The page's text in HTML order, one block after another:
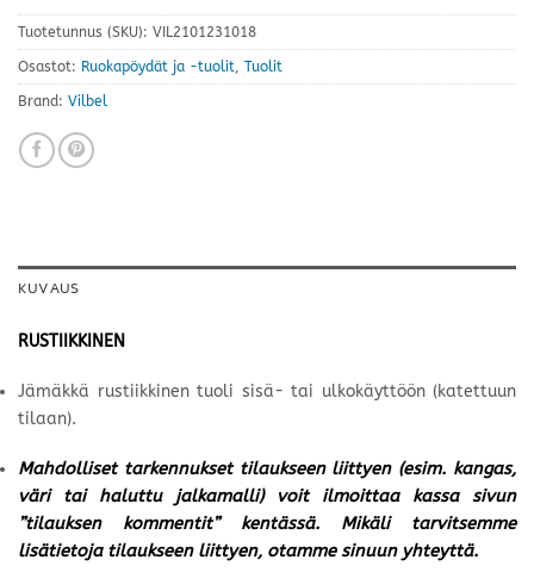
Tuotetunnus (SKU): VIL2101231018
Osastot: Ruokapöydät ja -tuolit, Tuolit
Brand: Vilbel
KUVAUS
RUSTIIKKINEN
Jämäkkä rustiikkinen tuoli sisä- tai ulkokäyttöön (katettuun
tilaan).
Mahdolliset tarkennukset tilaukseen liittyen (esim. kangas,
väri tai haluttu jalkamalli) voit ilmoittaa kassa sivun
”tilauksen kommentit” kentässä. Mikäli tarvitsemme
lisätietoja tilaukseen liittyen, otamme sinuun yhteyttä.